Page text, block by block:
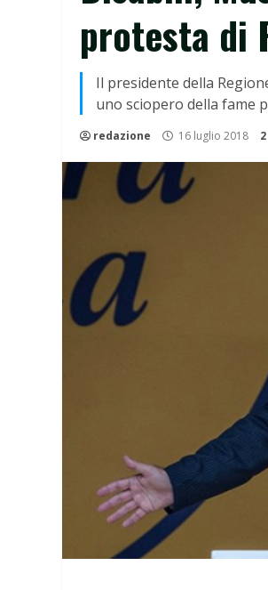
protesta di
Il presidente della
uno sciopero della fame
redazione 16 luglio 2018